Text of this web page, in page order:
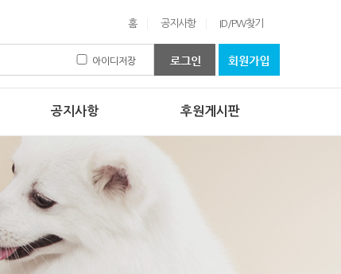
홈 공지사항 ID/PW찾기
아이디저장
공지사항 후원게시판